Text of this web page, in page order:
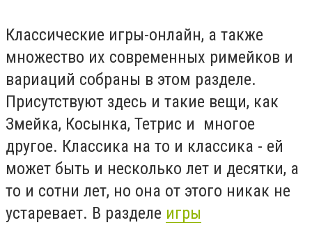
Классические игры-онлайн, а также
множество их современных римейков и
вариаций собраны в этом разделе.
Присутствуют здесь и такие вещи, как
Змейка, Косынка, Тетрис и многое
другое. Классика на то и классика - ей
может быть и несколько лет и десятки, а
то и сотни лет, но она от этого никак не
устаревает. В разделе игры